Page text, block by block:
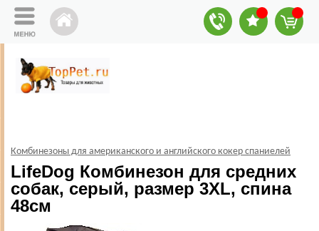
Комбинезоны для американского и английского кокер спаниелей
LifeDog Комбинезон для средних
собак, серый, размер 3XL, спина
48см